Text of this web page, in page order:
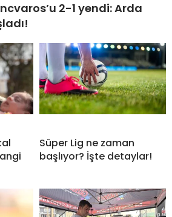
2-1 yendi: Arda
Süper Lig ne zaman
başlıyor? İşte detaylar!